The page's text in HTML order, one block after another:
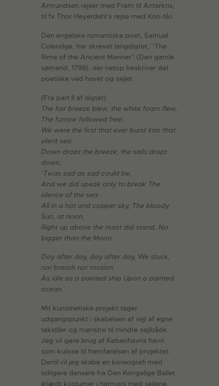
Armundsen rejser med Fram til Antarktis,
til fx Thor Heyerdahl’s rejse med Kon-tiki.
Den engelske romantiske poet, Samuel
Coleridge, har skrevet langdigtet, ”The
Rime of the Ancient Mariner” (Den gamle
sømand, 1798), der netop beskriver det
poetiske ved havet og sejlet.
(Fra part II af digtet)
The fair breeze blew, the white foam flew,
The furrow followed free;
We were the first that ever burst Into that
silent sea.
Down dropt the breeze, the sails dropt
down,
‘Twas sad as sad could be;
And we did speak only to break The
silence of the sea.
All in a hot and copper sky, The bloody
Sun, at noon,
Right up above the mast did stand, No
bigger than the Moon.
Day after day, day after day, We stuck,
nor breath nor motion;
As idle as a painted ship Upon a painted
ocean.
Mit kunstneriske projekt tager
udgangspunkt i skabelsen af sejl af egne
tekstiler og mønstre til mindre sejlbåde.
Jeg vil gøre brug af Københavns havn
som kulisse til fremførelsen af projektet.
Dertil vil jeg skabe en koreografi med
tidligere dansere fra Den Kongelige Ballet
iklædt kostumer i harmoni med sejlene.